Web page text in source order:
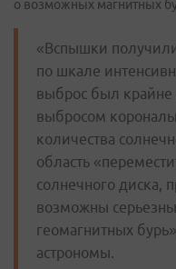
о возможных магнитных
«Вспышки
по шкале
выброс был
выбросом
количества
область
солнечного диска,
возможны
геомагнитных
астрономы.